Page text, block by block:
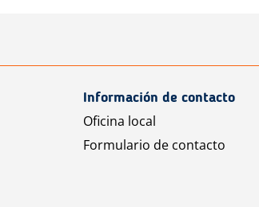
Información de contacto
Oficina local
Formulario de contacto